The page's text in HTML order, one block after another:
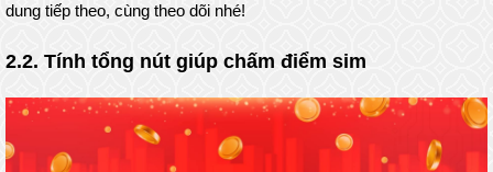
dung tiếp theo, cùng theo dõi nhé!
2.2. Tính tổng nút giúp chấm điểm sim